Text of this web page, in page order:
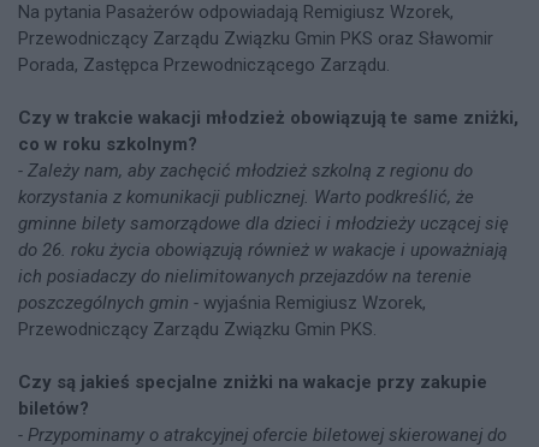
Na pytania Pasażerów odpowiadają Remigiusz Wzorek,
Przewodniczący Zarządu Związku Gmin PKS oraz Sławomir
Porada, Zastępca Przewodniczącego Zarządu.
Czy w trakcie wakacji młodzież obowiązują te same zniżki,
co w roku szkolnym?
- Zależy nam, aby zachęcić młodzież szkolną z regionu do
korzystania z komunikacji publicznej. Warto podkreślić, że
gminne bilety samorządowe dla dzieci i młodzieży uczącej się
do 26. roku życia obowiązują również w wakacje i upoważniają
ich posiadaczy do nielimitowanych przejazdów na terenie
poszczególnych gmin - wyjaśnia Remigiusz Wzorek,
Przewodniczący Zarządu Związku Gmin PKS.
Czy są jakieś specjalne zniżki na wakacje przy zakupie
biletów?
- Przypominamy o atrakcyjnej ofercie biletowej skierowanej do